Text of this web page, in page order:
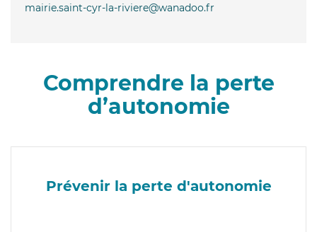
mairie.saint-cyr-la-riviere@wanadoo.fr
Comprendre la perte
d’autonomie
Prévenir la perte d'autonomie